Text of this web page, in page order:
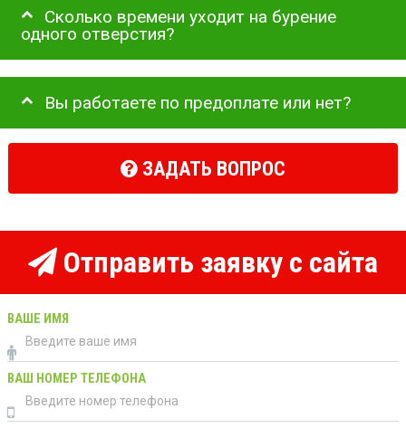
Сколько времени уходит на бурение
одного отверстия?
Вы работаете по предоплате или нет?
ЗАДАТЬ ВОПРОС
Отправить заявку с сайта
ВАШЕ ИМЯ
ВАШ НОМЕР ТЕЛЕФОНА